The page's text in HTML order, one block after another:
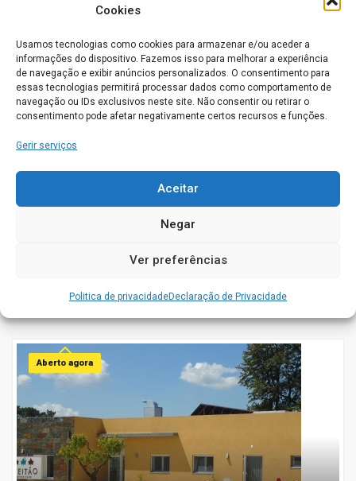
Cookies
Usamos tecnologias como cookies para armazenar e/ou aceder a
informações do dispositivo. Fazemos isso para melhorar a experiência
de navegação e exibir anúncios personalizados. O consentimento para
essas tecnologias permitirá processar dados como comportamento de
navegação ou IDs exclusivos neste site. Não consentir ou retirar o
consentimento pode afetar negativamente certos recursos e funções.
Gerir serviços
Aceitar
Negar
Ver preferências
Politica de privacidadeDeclaração de Privacidade
Aberto agora
Aleixo
Avenida 1º de Maio, n.º 46 6215-517 Unhais da Serra
acerca do seu funcionamento
Aberto agora